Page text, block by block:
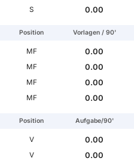
S 0.00
Position Vorlagen / 90'
MF
0.00
MF
0.00
MF
0.00
MF 0.00
Position Aufgabe/90'
V
0.00
V
0.00